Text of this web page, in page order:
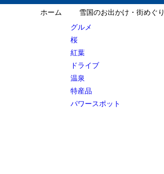
ホーム
雪国のお出かけ・街めぐり
グルメ
桜
紅葉
ドライブ
温泉
特産品
パワースポット